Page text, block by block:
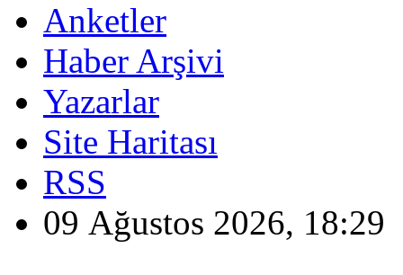
Anketler
Haber Arşivi
Yazarlar
Site Haritası
RSS
09 Ağustos 2026, 18:29